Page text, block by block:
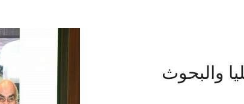
والبحوث